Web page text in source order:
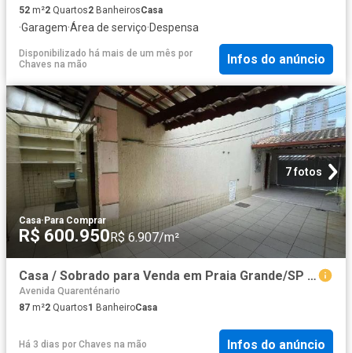
52 m²2 Quartos2 BanheirosCasa
·Garagem·Área de serviço·Despensa
Disponibilizado há mais de um mês por
Chaves na mão
Infos do anúncio
7 fotos
Casa· Para Comprar
R$ 600.950R$ 6.907/m²
Casa / Sobrado para Venda em Praia Grande/SP Guilhermina 2 Quartos
Avenida Quarenténario
87 m²2 Quartos1 BanheiroCasa
Há 3 dias por Chaves na mão Infos do anúncio